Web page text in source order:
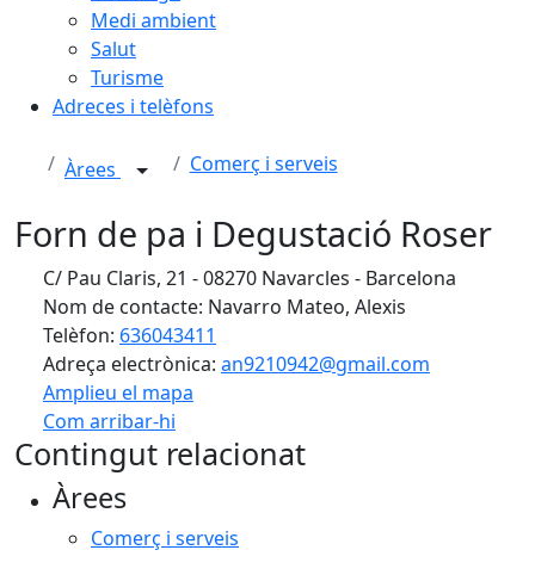
Medi ambient
Salut
Turisme
Adreces i telèfons
Àrees Comerç i serveis
Forn de pa i Degustació Roser
C/ Pau Claris, 21 - 08270 Navarcles - Barcelona
Nom de contacte: Navarro Mateo, Alexis
Telèfon: 636043411
Adreça electrònica: an9210942@gmail.com
Amplieu el mapa
Com arribar-hi
+
−
Contingut relacionat
Àrees
Comerç i serveis